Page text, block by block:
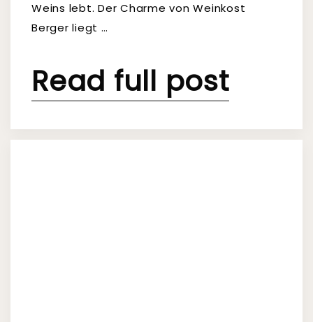
Weins lebt. Der Charme von Weinkost
Berger liegt …
Read full post